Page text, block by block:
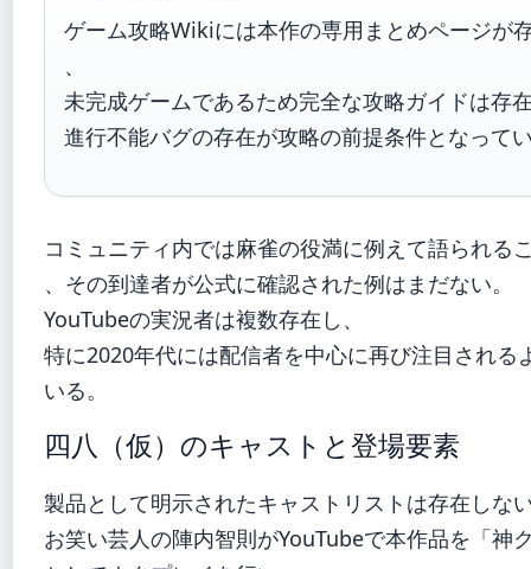
ゲーム攻略Wikiには本作の専用まとめページが
、
未完成ゲームであるため完全な攻略ガイドは存
進行不能バグの存在が攻略の前提条件となって
コミュニティ内では麻雀の役満に例えて語られる
、その到達者が公式に確認された例はまだない。
YouTubeの実況者は複数存在し、
特に2020年代には配信者を中心に再び注目される
いる。
四八（仮）のキャストと登場要素
製品として明示されたキャストリストは存在しな
お笑い芸人の陣内智則がYouTubeで本作品を「神